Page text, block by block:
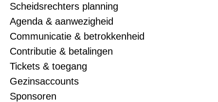
Scheidsrechters planning
Agenda & aanwezigheid
Communicatie & betrokkenheid
Contributie & betalingen
Tickets & toegang
Gezinsaccounts
Sponsoren